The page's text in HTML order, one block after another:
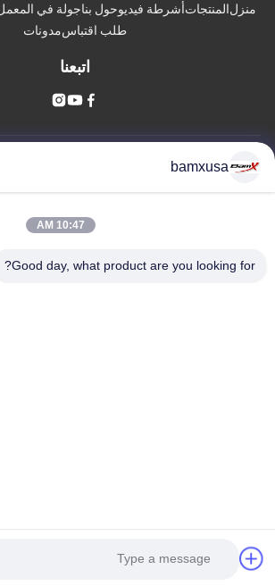
المنتجاتأشرطة فيديو حول بناجولة في المعملضبط
طلب اقتباسمدونات
اتبعنا
© 2026 Chongqing Qiyuan Motorcycle Co., Ltd. All Rights Reserved.
bamxusa
10:47 AM
Good day, what product are you looking